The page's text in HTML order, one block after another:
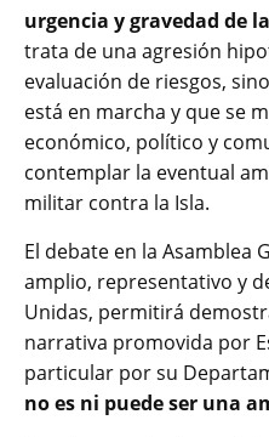
urgencia y gravedad de
trata de una agresión
evaluación de riesgos,
está en marcha y que se
económico, político y
contemplar la eventual
militar contra la Isla.
El debate en la Asamblea
amplio, representativo y
Unidas, permitirá
narrativa promovida por
particular por su
no es ni puede ser una